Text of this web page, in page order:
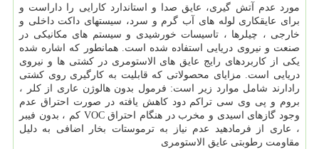
مورد عدم آتش گیری، عایق صدا و استاندارد کارایی را داراست و
برای عایقکاری لوله های آب گرم و سرد، سیستهای داکت داخلی و
خارجی ، چیلرها ، تاسیسات خورشیدی و سیستم های مکانیکی در
صنعت و نیروی دریایی استفاده شده است. همانطور که اشاره شده
یکی از کاربردهای رایج عایق های الاستومری در کشتی ها و نیروی
دریایی است. مزایای محصولاتی که قابلیت به کارگیری روی کشتی
رادارند شامل موارد زیر است: فرمول بدون هالوژن عاری از کلر ،
بروم و پی وی سی تراکم دود کاهش یافته در صورت احتراق عدم
وجود گازهای اسیدی و مخرب در هنگام احتراقVOC کم ، بدون فیبر
، عاری از فرمادهید عدم نیاز به ترموستات بخار اضافی به دلیل
مقاومت رطوبتی عایق الاستومری